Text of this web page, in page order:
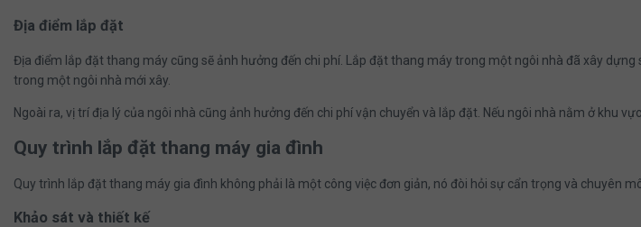
Địa điểm lắp đặt
Địa điểm lắp đặt thang máy cũng sẽ ảnh hưởng đến chi phí. Lắp đặt thang máy trong một ngôi nhà đã xây
trong một ngôi nhà mới xây.
Ngoài ra, vị trí địa lý của ngôi nhà cũng ảnh hưởng đến chi phí vận chuyển và lắp đặt. Nếu ngôi nhà nằm ở khu
Quy trình lắp đặt thang máy gia đình
Quy trình lắp đặt thang máy gia đình không phải là một công việc đơn giản, nó đòi hỏi sự cẩn trọng và chuyên
Khảo sát và thiết kế